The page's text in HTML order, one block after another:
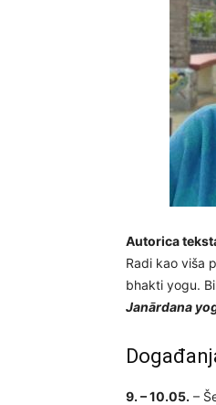
Autorica
Radi kao viša
bhakti yogu.
Janārdana
9. – 10.05. –